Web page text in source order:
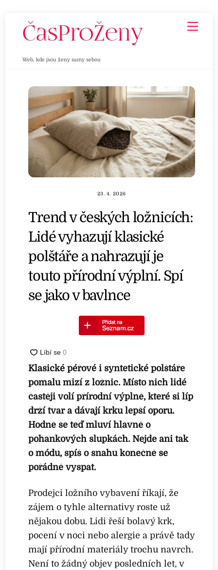
Web, kde jsou ženy samy sebou
23. 4. 2026
Trend v českých ložnicích:
Lidé vyhazují klasické
polštáře a nahrazují je
touto přírodní výplní. Spí
se jako v bavlnce
Klasické péřové i syntetické polštáře
pomalu mizí z ložnic. Místo nich lidé
častěji volí přírodní výplně, které si líp
drží tvar a dávají krku lepší oporu.
Hodně se teď mluví hlavně o
pohankových slupkách. Nejde ani tak
o módu, spíš o snahu konečně se
pořádně vyspat.
Prodejci ložního vybavení říkají, že
zájem o tyhle alternativy roste už
nějakou dobu. Lidi řeší bolavý krk,
pocení v noci nebo alergie a právě tady
mají přírodní materiály trochu navrch.
Není to žádný objev posledních let, v